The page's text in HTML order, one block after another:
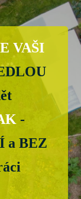
VAŠI
-
a BEZ